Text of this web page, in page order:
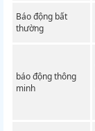
Báo động bất
thường
báo động thông
minh